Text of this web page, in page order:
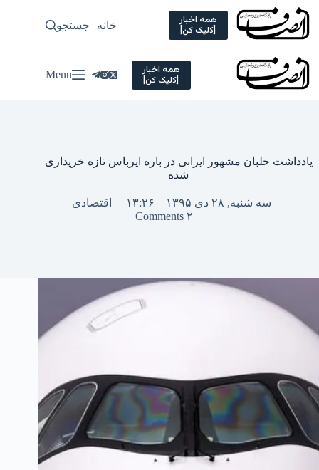
Skip
content
همه اخبار
[کلیک کن] خانه سیاسی
جستجو
همه اخبار
[کلیک کن] Menu
یادداشت خلبان مشهور ایرانی در باره ایرباس تازه خریداری
شده
سه شنبه, ۲۸ دی ۱۳۹۵ – ۱۳:۲۶
اقتصادی
۲ Comments